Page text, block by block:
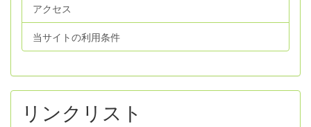
アクセス
当サイトの利用条件
リンクリスト